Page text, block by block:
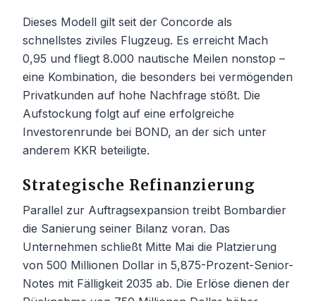
Dieses Modell gilt seit der Concorde als
schnellstes ziviles Flugzeug. Es erreicht Mach
0,95 und fliegt 8.000 nautische Meilen nonstop –
eine Kombination, die besonders bei vermögenden
Privatkunden auf hohe Nachfrage stößt. Die
Aufstockung folgt auf eine erfolgreiche
Investorenrunde bei BOND, an der sich unter
anderem KKR beteiligte.
Strategische Refinanzierung
Parallel zur Auftragsexpansion treibt Bombardier
die Sanierung seiner Bilanz voran. Das
Unternehmen schließt Mitte Mai die Platzierung
von 500 Millionen Dollar in 5,875-Prozent-Senior-
Notes mit Fälligkeit 2035 ab. Die Erlöse dienen der